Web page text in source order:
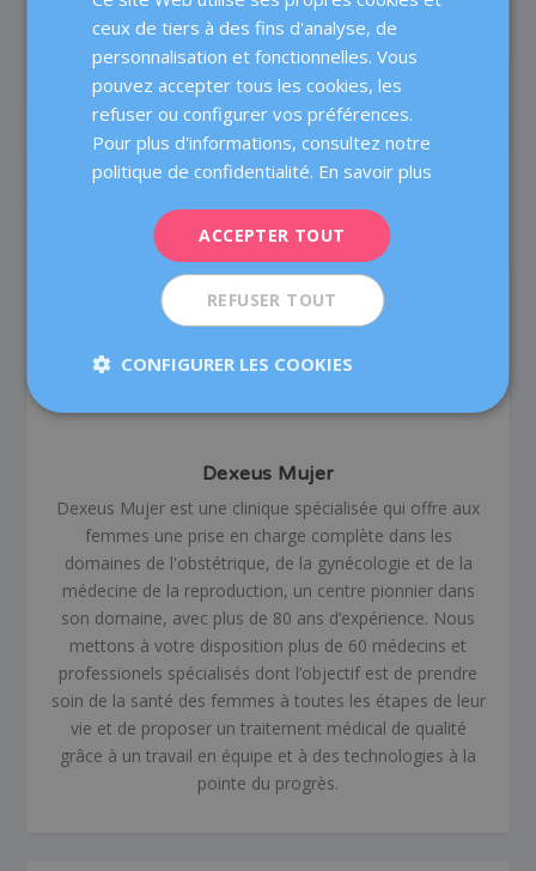
PRÉCÉDENT
Préserver la fertilité : 5
raisons pour ne pas
Endométriose et fertilité :
reponses à 10 questions
À PROPOS DE L'AUTEUR
Dexeus Mujer
Dexeus Mujer est une clinique spécialisée qui offre aux
femmes une prise en charge complète dans les
domaines de l'obstétrique, de la gynécologie et de la
médecine de la reproduction, un centre pionnier dans
son domaine, avec plus de 80 ans d’expérience. Nous
mettons à votre disposition plus de 60 médecins et
professionels spécialisés dont l’objectif est de prendre
soin de la santé des femmes à toutes les étapes de leur
vie et de proposer un traitement médical de qualité
grâce à un travail en équipe et à des technologies à la
pointe du progrès.
CATALÀ
DEUTSCH
ITALIANO
ceux de tiers à des fins d'analyse, de
personnalisation et fonctionnelles. Vous
pouvez accepter tous les cookies, les
refuser ou configurer vos préférences.
Pour plus d'informations, consultez notre
politique de confidentialité. En savoir plus
ACCEPTER TOUT
REFUSER TOUT
CONFIGURER LES COOKIES